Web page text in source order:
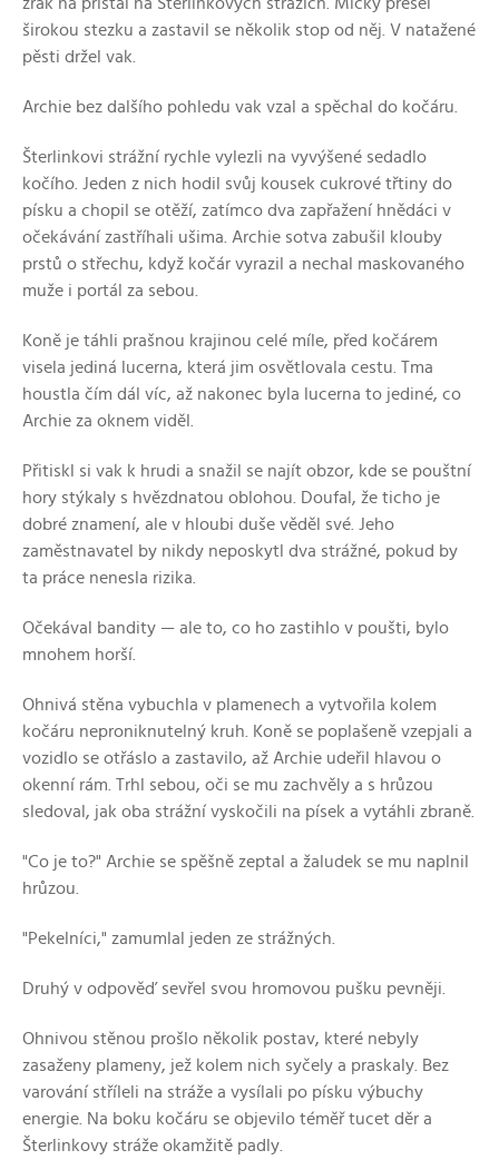
širokou stezku a zastavil se několik stop od něj. V natažené
pěsti držel vak.
Archie bez dalšího pohledu vak vzal a spěchal do kočáru.
Šterlinkovi strážní rychle vylezli na vyvýšené sedadlo
kočího. Jeden z nich hodil svůj kousek cukrové třtiny do
písku a chopil se otěží, zatímco dva zapřažení hnědáci v
očekávání zastříhali ušima. Archie sotva zabušil klouby
prstů o střechu, když kočár vyrazil a nechal maskovaného
muže i portál za sebou.
Koně je táhli prašnou krajinou celé míle, před kočárem
visela jediná lucerna, která jim osvětlovala cestu. Tma
houstla čím dál víc, až nakonec byla lucerna to jediné, co
Archie za oknem viděl.
Přitiskl si vak k hrudi a snažil se najít obzor, kde se pouštní
hory stýkaly s hvězdnatou oblohou. Doufal, že ticho je
dobré znamení, ale v hloubi duše věděl své. Jeho
zaměstnavatel by nikdy neposkytl dva strážné, pokud by
ta práce nenesla rizika.
Očekával bandity — ale to, co ho zastihlo v poušti, bylo
mnohem horší.
Ohnivá stěna vybuchla v plamenech a vytvořila kolem
kočáru neproniknutelný kruh. Koně se poplašeně vzepjali a
vozidlo se otřáslo a zastavilo, až Archie udeřil hlavou o
okenní rám. Trhl sebou, oči se mu zachvěly a s hrůzou
sledoval, jak oba strážní vyskočili na písek a vytáhli zbraně.
"Co je to?" Archie se spěšně zeptal a žaludek se mu naplnil
hrůzou.
"Pekelníci," zamumlal jeden ze strážných.
Druhý v odpověď sevřel svou hromovou pušku pevněji.
Ohnivou stěnou prošlo několik postav, které nebyly
zasaženy plameny, jež kolem nich syčely a praskaly. Bez
varování stříleli na stráže a vysílali po písku výbuchy
energie. Na boku kočáru se objevilo téměř tucet děr a
Šterlinkovy stráže okamžitě padly.